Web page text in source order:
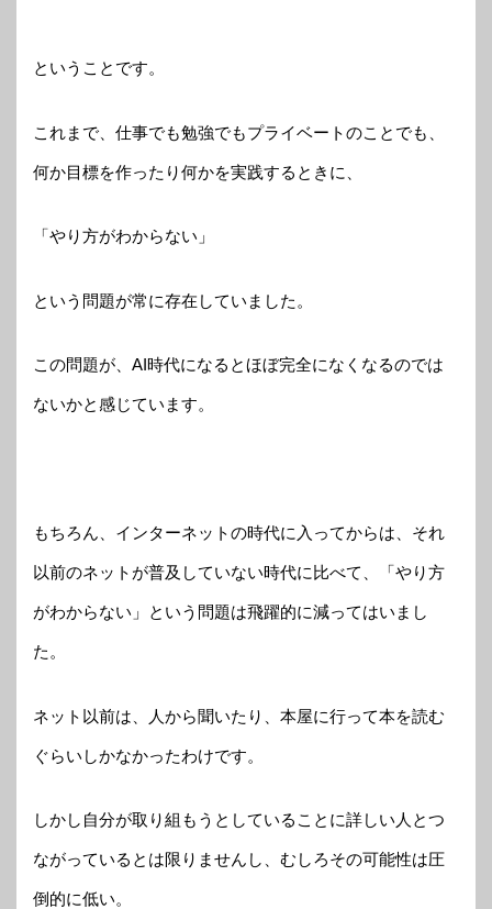
ということです。
これまで、仕事でも勉強でもプライベートのことでも、
何か目標を作ったり何かを実践するときに、
「やり方がわからない」
という問題が常に存在していました。
この問題が、AI時代になるとほぼ完全になくなるのでは
ないかと感じています。
もちろん、インターネットの時代に入ってからは、それ
以前のネットが普及していない時代に比べて、「やり方
がわからない」という問題は飛躍的に減ってはいまし
た。
ネット以前は、人から聞いたり、本屋に行って本を読む
ぐらいしかなかったわけです。
しかし自分が取り組もうとしていることに詳しい人とつ
ながっているとは限りませんし、むしろその可能性は圧
倒的に低い。